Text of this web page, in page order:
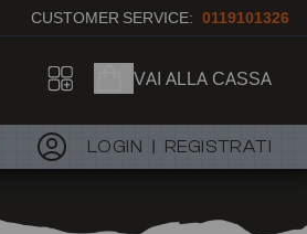
CUSTOMER SERVICE: 0119101326
VAI ALLA CASSA
LOGIN REGISTRATI